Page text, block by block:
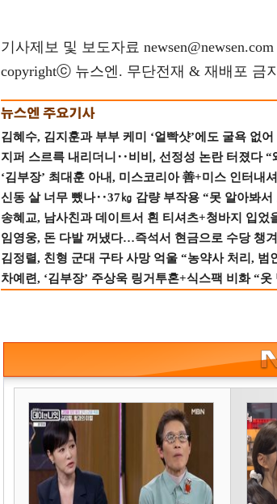
기사제보 및 보도자료 newsen@newsen.com
copyrightⓒ 뉴스엔. 무단전재 & 재배포 금지
김혜수, 김지훈과 부부 케미 ‘얼빡샷’에도 굴욕 없어
지퍼 스르륵 내리더니‥비비, 선정성 논란 터졌다 “
‘김부장’ 최대훈 아내, 미스코리아 善+미스 인터내
신동 살 너무 뺐나‥37㎏ 감량 부작용 “못 알아봐서
송혜교, 남사친과 데이트서 흰 티셔츠+청바지 입
임영웅, 돈 다발 꺼냈다…즉석서 현금으로 수당 챙겨
김정렬, 친형 군대 구타 사망 억울 “농약사 처리,
차예련, ‘김부장’ 주상욱 링거투혼+식스팩 비화 “